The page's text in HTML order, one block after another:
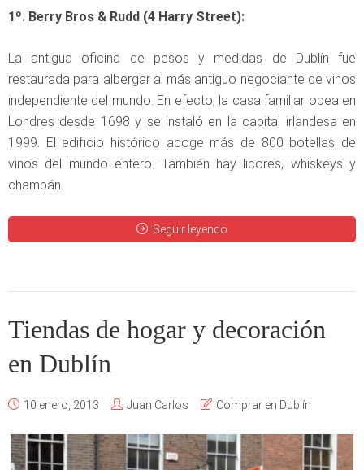
1º. Berry Bros & Rudd (4 Harry Street):
La antigua oficina de pesos y medidas de Dublín fue
restaurada para albergar al más antiguo negociante de vinos
independiente del mundo. En efecto, la casa familiar opea en
Londres desde 1698 y se instaló en la capital irlandesa en
1999. El edificio histórico acoge más de 800 botellas de
vinos del mundo entero. También hay licores, whiskeys y
champán.
Seguir leyendo
Tiendas de hogar y decoración
en Dublín
10 enero, 2013 Juan Carlos Comprar en Dublín